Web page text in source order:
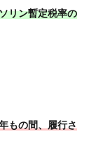
リン暫定税率の
もの間、履行さ